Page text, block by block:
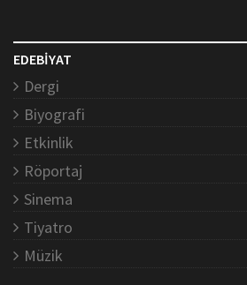
EDEBİYAT
Dergi
Biyografi
Etkinlik
Röportaj
Sinema
Tiyatro
Müzik